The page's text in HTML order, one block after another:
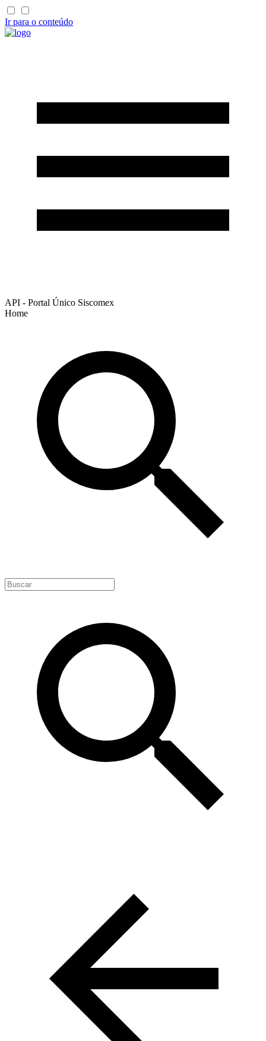
Ir para o conteúdo
API - Portal Único Siscomex
Home